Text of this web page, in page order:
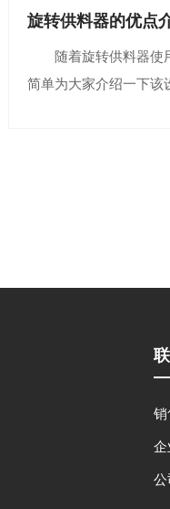
旋转供料器的优点
随着旋转供料器使用
简单为大家介绍一下该